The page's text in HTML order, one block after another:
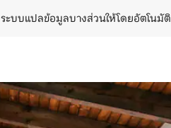
ระบบแปลข้อมูลบางส่วนให้โดยอัตโนมัติ